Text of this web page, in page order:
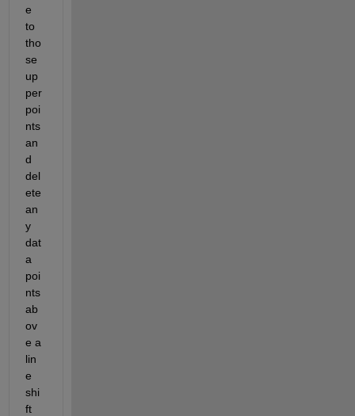
e
to
tho
se
up
per
poi
nts
an
d
del
ete
an
y
dat
a
poi
nts
ab
ov
e a
lin
e
shi
ft